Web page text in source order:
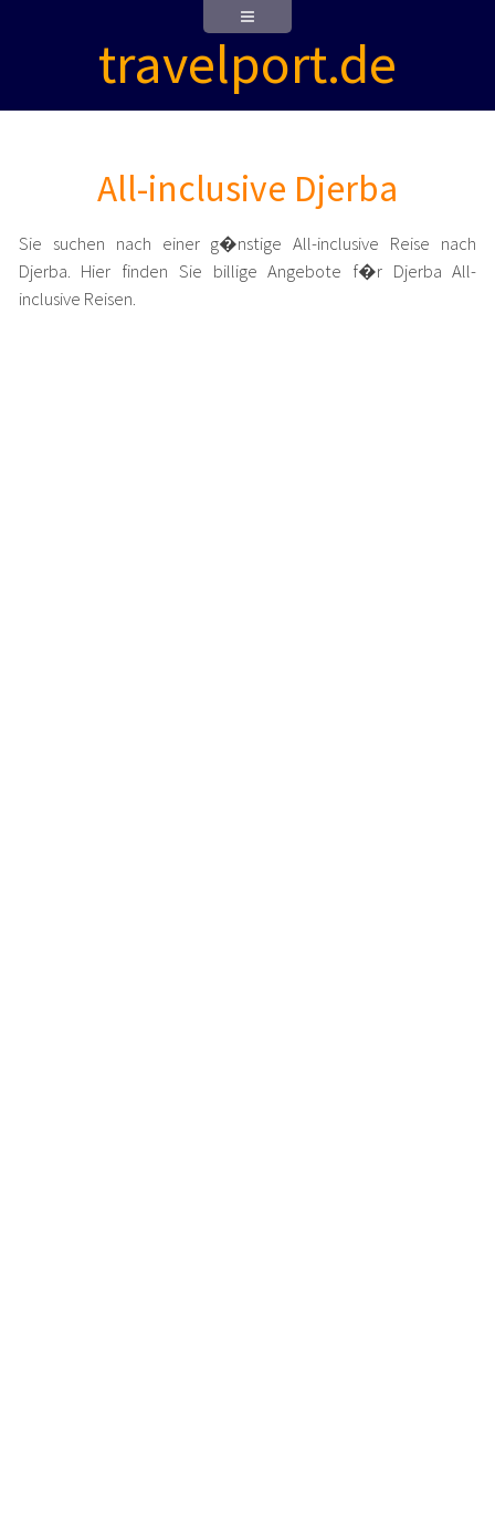
travelport.de
All-inclusive Djerba
Sie suchen nach einer g�nstige All-inclusive Reise nach
Djerba. Hier finden Sie billige Angebote f�r Djerba All-
inclusive Reisen.